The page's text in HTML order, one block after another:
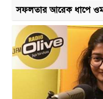
সফলতার আরেক ধাপে